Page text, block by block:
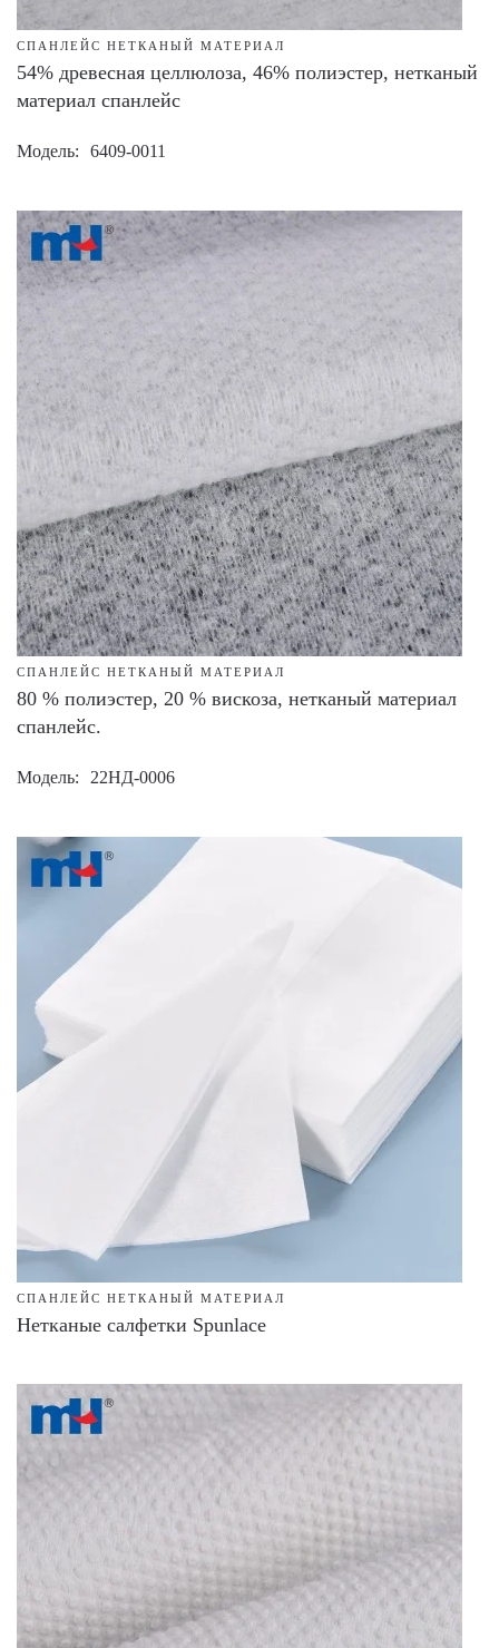
СПАНЛЕЙС НЕТКАНЫЙ МАТЕРИАЛ
54% древесная целлюлоза, 46% полиэстер, нетканый
материал спанлейс
Модель 6409-0011
СПАНЛЕЙС НЕТКАНЫЙ МАТЕРИАЛ
80 % полиэстер, 20 % вискоза, нетканый материал
спанлейс.
Модель 22НД-0006
СПАНЛЕЙС НЕТКАНЫЙ МАТЕРИАЛ
Нетканые салфетки Spunlace